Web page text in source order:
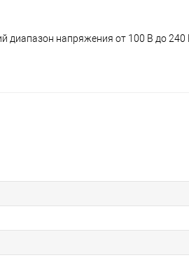
диапазон напряжения от 100 В до 240